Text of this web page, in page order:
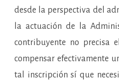
desde la perspectiva del
la actuación de la
contribuyente no precisa
compensar efectivamente
tal inscripción sí que